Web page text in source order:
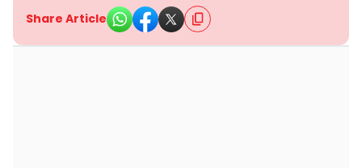
Share Article